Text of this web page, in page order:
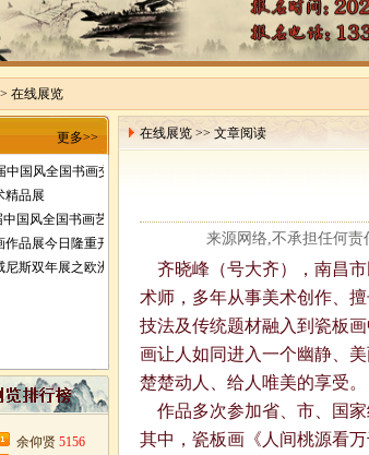
在线展览
更多>>
中国风全国书画交流赛暨纪念抗日战争胜利70周年书画展7月28
精品展
中国风全国书画艺术交流赛征稿
品展今日隆重开展
斯双年展之欧洲行
余仰贤 5156
在线展览 >> 文章阅读
来源网络,不承担任何责
齐晓峰（号大齐），南昌市
术师，多年从事美术创作、
技法及传统题材融入到瓷板
画让人如同进入一个幽静、
楚楚动人、给人唯美的享受。
作品多次参加省、市、国家
其中，瓷板画《人间桃源看万